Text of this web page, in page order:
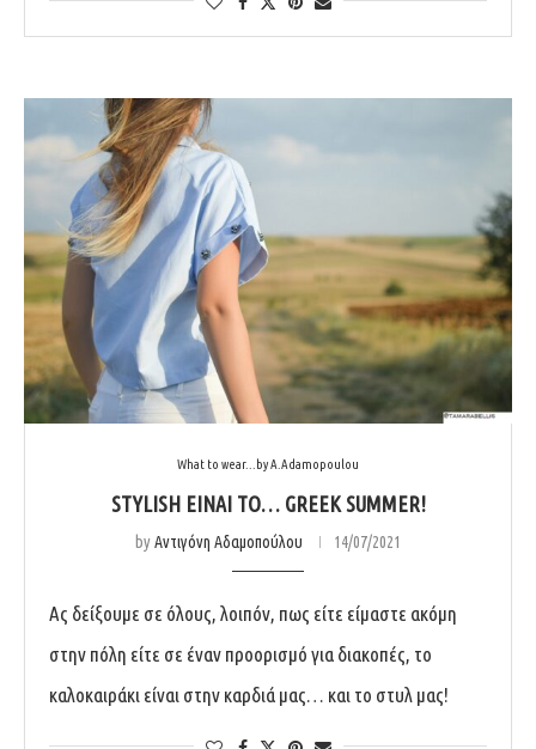
What to wear...by A.Adamopoulou
STYLISH ΕΊΝΑΙ ΤΟ… GREEK SUMMER!
byΑντιγόνη Αδαμοπούλου 14/07/2021
Ας δείξουμε σε όλους, λοιπόν, πως είτε είμαστε ακόμη
στην πόλη είτε σε έναν προορισμό για διακοπές, το
καλοκαιράκι είναι στην καρδιά μας… και το στυλ μας!